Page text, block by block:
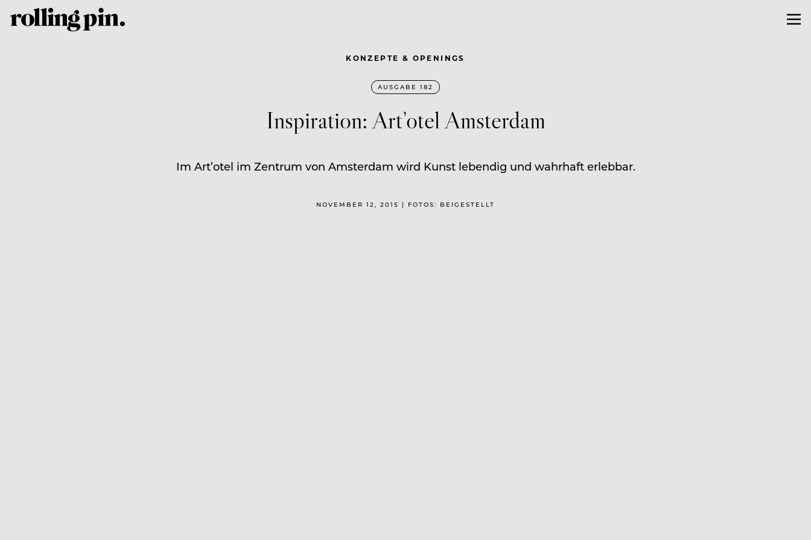
KONZEPTE & OPENINGS
AUSGABE 182
Inspiration: Art’otel Amsterdam
Im Art’otel im Zentrum von Amsterdam wird Kunst lebendig und wahrhaft erlebbar.
NOVEMBER 12, 2015 | FOTOS: BEIGESTELLT